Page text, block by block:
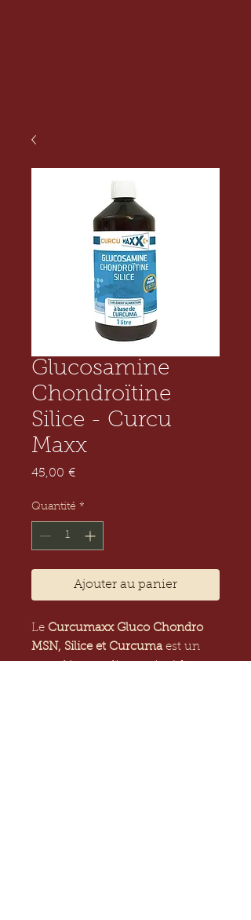
Glucosamine
Chondroïtine
Silice - Curcu
Maxx
45,00 €Prix
Quantité *
Ajouter au panier
Le Curcumaxx Gluco Chondro
MSN, Silice et Curcuma est un